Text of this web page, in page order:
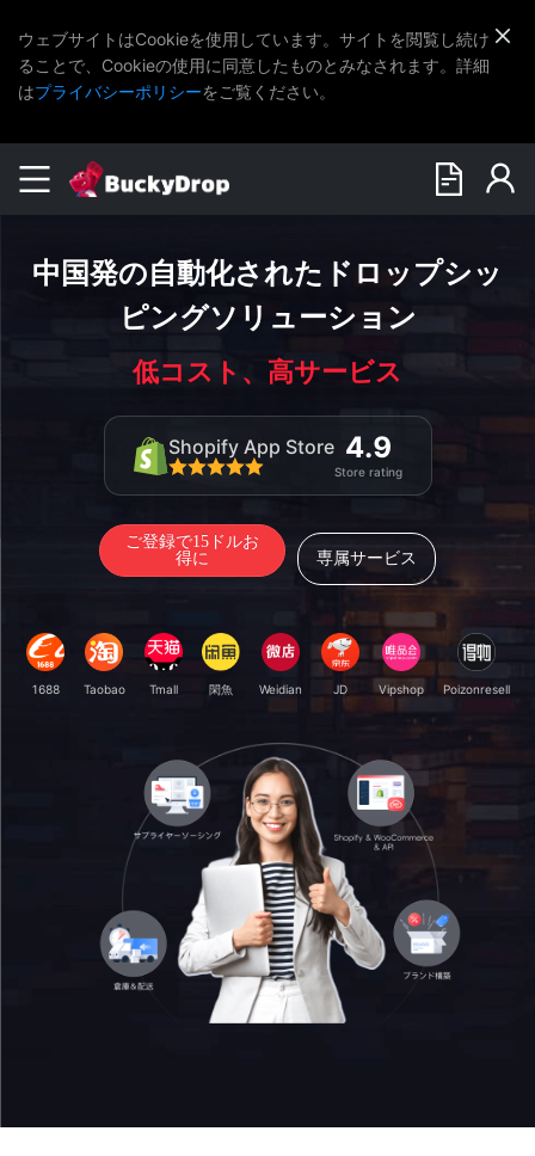
ウェブサイトはCookieを使用しています。サイトを閲覧し続け
ることで、Cookieの使用に同意したものとみなされます。詳細
はプライバシーポリシーをご覧ください。
中国発の自動化されたドロップシッ
ピングソリューション
低コスト、高サービス
Shopify App Store 4.9
Store rating
ご登録で15ドルお
得に
専属サービス
1688 Taobao Tmall 閑魚 Weidian JD Vipshop Poizonresell